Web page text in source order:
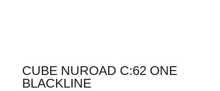
CUBE NUROAD C:62 ONE
BLACKLINE